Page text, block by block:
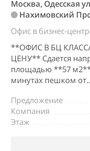
Москва, Одесская
Нахимовский
Офис в бизнес-
**ОФИС В БЦ
ЦЕНУ** Сдается
площадью **57 м2**
минутах пешком
Предложение
Компания
Этаж